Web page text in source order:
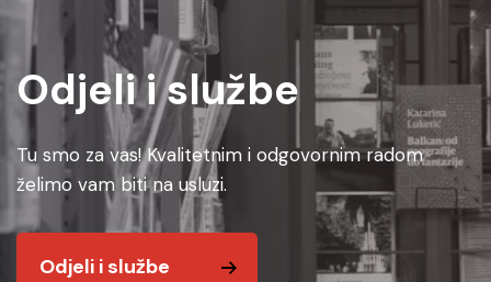
Odjeli i službe
Tu smo za vas! Kvalitetnim i odgovornim radom
želimo vam biti na usluzi.
Odjeli i službe